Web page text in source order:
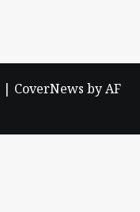
| CoverNews by AF